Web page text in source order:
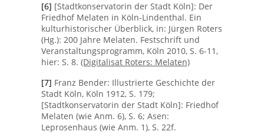
[6] [Stadtkonservatorin der Stadt Köln]: Der
Friedhof Melaten in Köln-Lindenthal. Ein
kulturhistorischer Überblick, in: Jürgen Roters
(Hg.): 200 Jahre Melaten. Festschrift und
Veranstaltungsprogramm, Köln 2010, S. 6-11,
hier: S. 8. (Digitalisat Roters: Melaten)
[7] Franz Bender: Illustrierte Geschichte der
Stadt Köln, Köln 1912, S. 179;
[Stadtkonservatorin der Stadt Köln]: Friedhof
Melaten (wie Anm. 6), S. 6; Asen:
Leprosenhaus (wie Anm. 1), S. 22f.